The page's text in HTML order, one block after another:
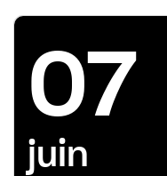
07
juin